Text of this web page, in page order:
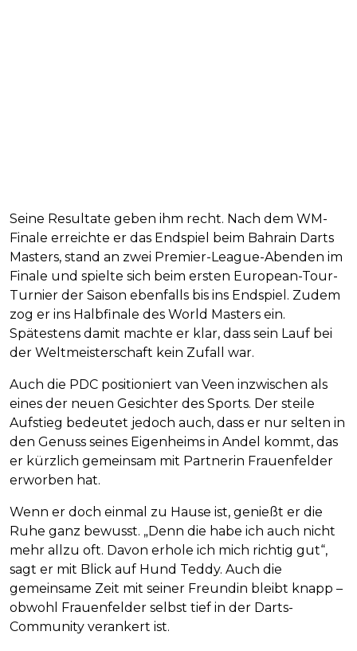
Seine Resultate geben ihm recht. Nach dem WM-
Finale erreichte er das Endspiel beim Bahrain Darts
Masters, stand an zwei Premier-League-Abenden im
Finale und spielte sich beim ersten European-Tour-
Turnier der Saison ebenfalls bis ins Endspiel. Zudem
zog er ins Halbfinale des World Masters ein.
Spätestens damit machte er klar, dass sein Lauf bei
der Weltmeisterschaft kein Zufall war.
Auch die PDC positioniert van Veen inzwischen als
eines der neuen Gesichter des Sports. Der steile
Aufstieg bedeutet jedoch auch, dass er nur selten in
den Genuss seines Eigenheims in Andel kommt, das
er kürzlich gemeinsam mit Partnerin Frauenfelder
erworben hat.
Wenn er doch einmal zu Hause ist, genießt er die
Ruhe ganz bewusst. „Denn die habe ich auch nicht
mehr allzu oft. Davon erhole ich mich richtig gut“,
sagt er mit Blick auf Hund Teddy. Auch die
gemeinsame Zeit mit seiner Freundin bleibt knapp –
obwohl Frauenfelder selbst tief in der Darts-
Community verankert ist.